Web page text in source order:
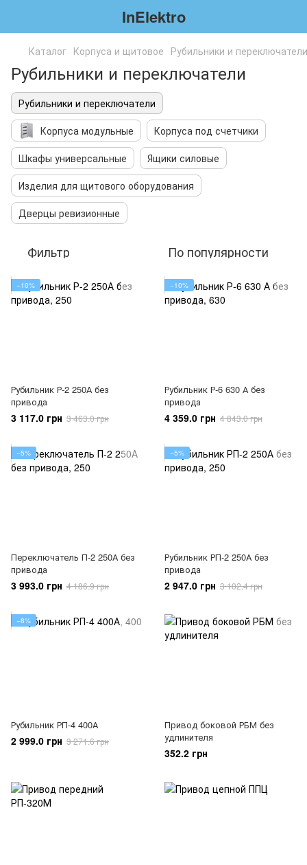
InElektro
Каталог Корпуса и щитовое Рубильники и переключатели
Рубильники и переключатели
Рубильники и переключатели
Корпуса модульные
Корпуса под счетчики
Шкафы универсальные
Ящики силовые
Изделия для щитового оборудования
Дверцы ревизионные
Фильтр По популярности
−10%
Рубильник Р-2 250А без
привода
3 117.0 грн 3 463.0 грн
−10%
Рубильник Р-6 630 А без
привода
4 359.0 грн 4 843.0 грн
−5%
Переключатель П-2 250А без
привода
3 993.0 грн 4 186.9 грн
−5%
Рубильник РП-2 250А без
привода
2 947.0 грн 3 102.4 грн
−8%
Рубильник РП-4 400А
2 999.0 грн 3 271.6 грн
Привод боковой РБМ без
удлинителя
352.2 грн